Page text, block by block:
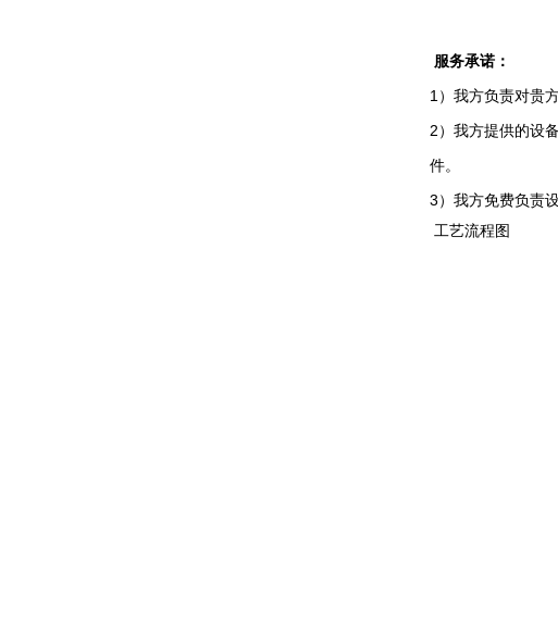
服务承诺：
1）我方负责对贵
2）我方提供的设
件。
3）我方免费负责
工艺流程图